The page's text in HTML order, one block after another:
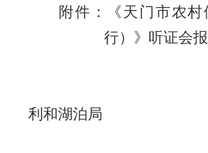
附件：《天门市农
行）》听证会
利和湖泊局